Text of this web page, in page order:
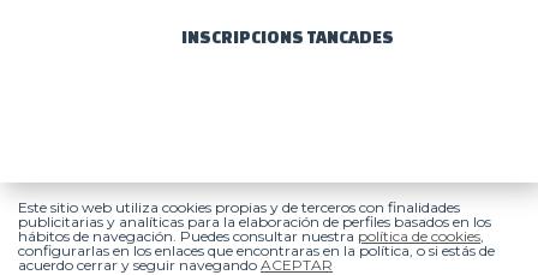
INSCRIPCIONS TANCADES
Este sitio web utiliza cookies propias y de terceros con finalidades
publicitarias y analíticas para la elaboración de perfiles basados en los
hábitos de navegación. Puedes consultar nuestra política de cookies,
configurarlas en los enlaces que encontraras en la política, o si estás de
acuerdo cerrar y seguir navegando ACEPTAR